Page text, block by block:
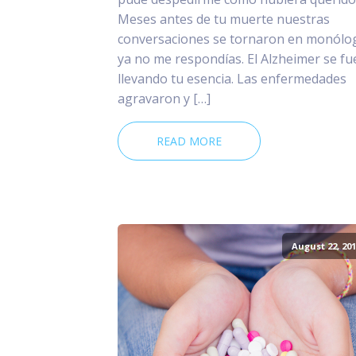
Meses antes de tu muerte nuestras
conversaciones se tornaron en
ya no me respondías. El Alzheimer se
llevando tu esencia. Las enfermedades
agravaron y […]
READ MORE
August 22,